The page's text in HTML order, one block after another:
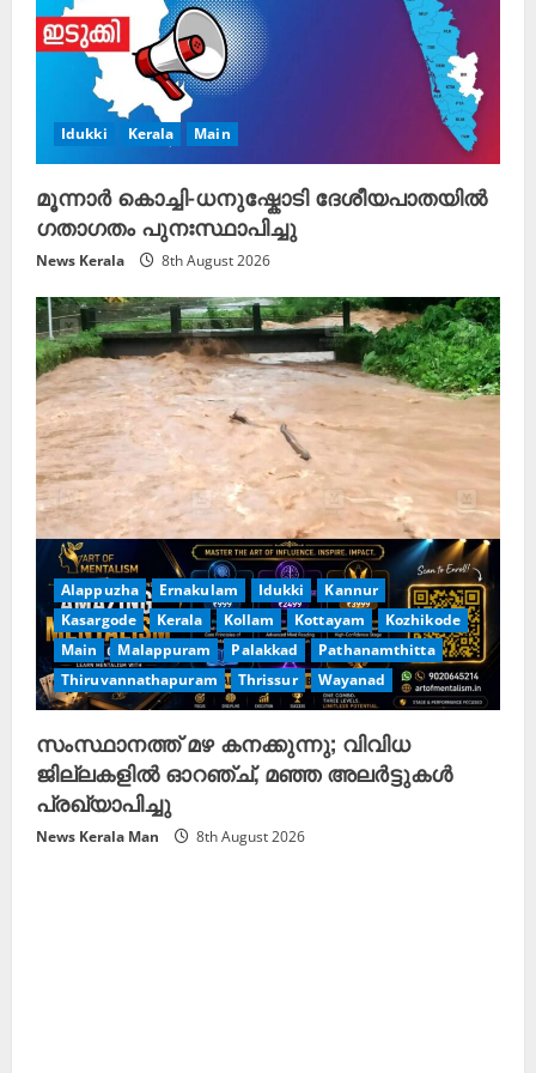
Idukki Kerala Main
മൂന്നാർ കൊച്ചി-ധനുഷ്കോടി ദേശീയപാതയിൽ
ഗതാഗതം പുനഃസ്ഥാപിച്ചു
News Kerala 8th August 2026
Alappuzha Ernakulam Idukki
Kannur
Kasargode
Kerala Kollam Kottayam
Kozhikode
Main
Malappuram Palakkad
Pathanamthitta
Thiruvannathapuram
Thrissur Wayanad
സംസ്ഥാനത്ത് മഴ കനക്കുന്നു; വിവിധ
ജില്ലകളിൽ ഓറഞ്ച്, മഞ്ഞ അലർട്ടുകൾ
പ്രഖ്യാപിച്ചു
News Kerala Man 8th August 2026